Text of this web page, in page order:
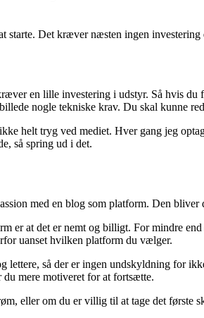
starte. Det kræver næsten ingen
en lille investering i udstyr. Så hvis
nogle tekniske krav. Du skal kunne
helt tryg ved mediet. Hver gang jeg
så spring ud i det.
med en blog som platform. Den
er at det er nemt og billigt. For mindre
uanset hvilken platform du vælger.
så der er ingen undskyldning for
du mere motiveret for at fortsætte.
eller om du er villig til at tage det første